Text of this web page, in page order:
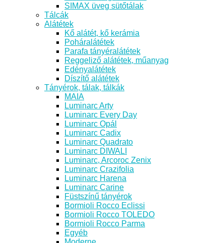
SIMAX üveg sütőtálak
Tálcák
Alátétek
Kő alátét, kő kerámia
Poháralátétek
Parafa tányéralátétek
Reggeliző alátétek, műanyag
Edényalátétek
Díszítő alátétek
Tányérok, tálak, tálkák
MAIA
Luminarc Arty
Luminarc Every Day
Luminarc Opál
Luminarc Cadix
Luminarc Quadrato
Luminarc DIWALI
Luminarc, Arcoroc Zenix
Luminarc Crazifolia
Luminarc Harena
Luminarc Carine
Füstszínű tányérok
Bormioli Rocco Eclissi
Bormioli Rocco TOLEDO
Bormioli Rocco Parma
Egyéb